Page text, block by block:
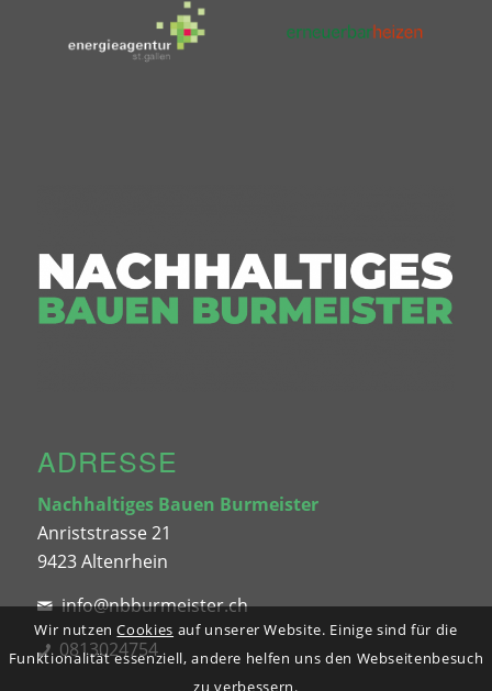
ADRESSE
Nachhaltiges Bauen Burmeister
Anriststrasse 21
9423 Altenrhein
info@nbburmeister.ch
0813024754
Wir nutzenCookies auf unserer Website. Einige sind für die
Funktionalität essenziell, andere helfen uns den Webseitenbesuch
zu verbessern.